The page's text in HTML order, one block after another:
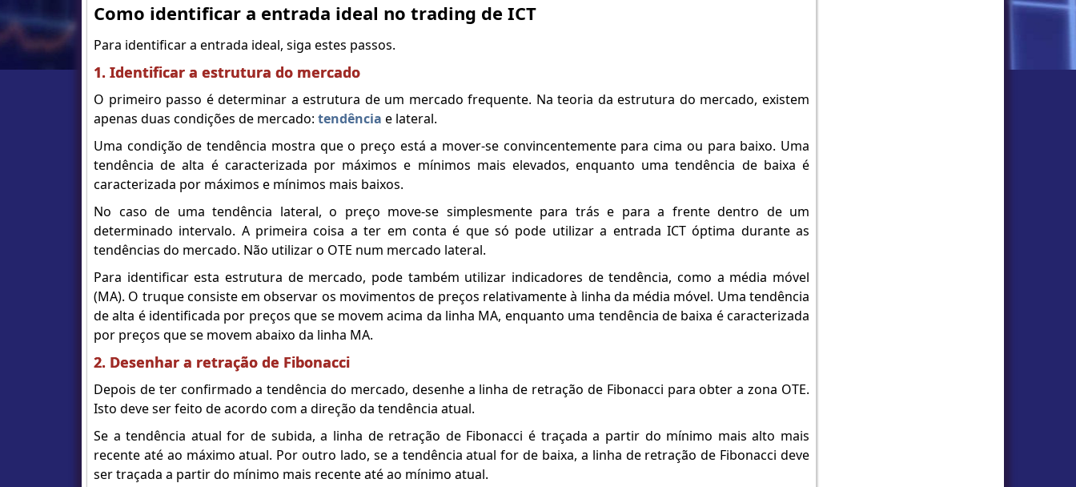
Como identificar a entrada ideal no trading de ICT
Para identificar a entrada ideal, siga estes passos.
1. Identificar a estrutura do mercado
O primeiro passo é determinar a estrutura de um mercado frequente. Na teoria da estrutura do mercado, existem
apenas duas condições de mercado: tendência e lateral.
Uma condição de tendência mostra que o preço está a mover-se convincentemente para cima ou para baixo. Uma
tendência de alta é caracterizada por máximos e mínimos mais elevados, enquanto uma tendência de baixa é
caracterizada por máximos e mínimos mais baixos.
No caso de uma tendência lateral, o preço move-se simplesmente para trás e para a frente dentro de um
determinado intervalo. A primeira coisa a ter em conta é que só pode utilizar a entrada ICT óptima durante as
tendências do mercado. Não utilizar o OTE num mercado lateral.
Para identificar esta estrutura de mercado, pode também utilizar indicadores de tendência, como a média móvel
(MA). O truque consiste em observar os movimentos de preços relativamente à linha da média móvel. Uma tendência
de alta é identificada por preços que se movem acima da linha MA, enquanto uma tendência de baixa é caracterizada
por preços que se movem abaixo da linha MA.
2. Desenhar a retração de Fibonacci
Depois de ter confirmado a tendência do mercado, desenhe a linha de retração de Fibonacci para obter a zona OTE.
Isto deve ser feito de acordo com a direção da tendência atual.
Se a tendência atual for de subida, a linha de retração de Fibonacci é traçada a partir do mínimo mais alto mais
recente até ao máximo atual. Por outro lado, se a tendência atual for de baixa, a linha de retração de Fibonacci deve
ser traçada a partir do mínimo mais recente até ao mínimo atual.